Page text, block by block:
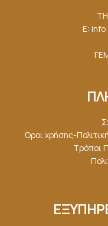
E:
Όροι χρήσης-
Τρόποι